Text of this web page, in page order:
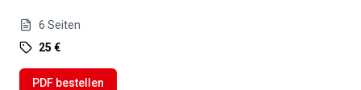
6 Seiten
25 €
PDF bestellen